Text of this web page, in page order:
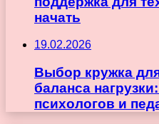
начать
19.02.2026
Выбор кружка
баланса
психологов и